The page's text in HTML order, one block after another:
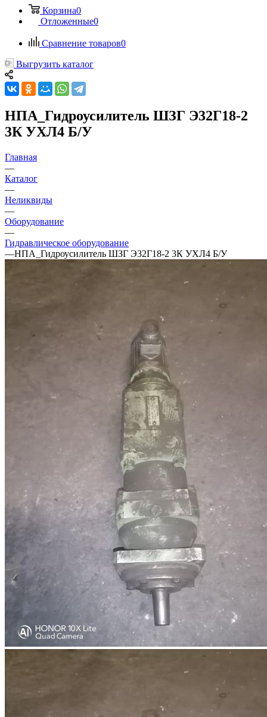
Корзина0
Отложенные0
Сравнение товаров0
Выгрузить каталог
НПА_Гидроусилитель ШЗГ Э32Г18-2
3К УХЛ4 Б/У
Главная
—
Каталог
—
Неликвиды
—
Оборудование
—
Гидравлическое оборудование
—НПА_Гидроусилитель ШЗГ Э32Г18-2 3К УХЛ4 Б/У